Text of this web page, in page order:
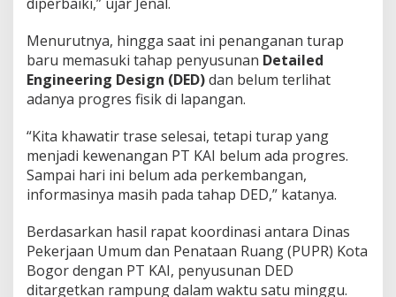
Menurutnya, hingga saat ini penanganan turap
baru memasuki tahap penyusunan Detailed
Engineering Design (DED)dan belum terlihat
adanya progres fisik di lapangan.
“Kita khawatir trase selesai, tetapi turap yang
menjadi kewenangan PT KAI belum ada progres.
Sampai hari ini belum ada perkembangan,
informasinya masih pada tahap DED,” katanya.
Berdasarkan hasil rapat koordinasi antara Dinas
Pekerjaan Umum dan Penataan Ruang (PUPR) Kota
Bogor dengan PT KAI, penyusunan DED
ditargetkan rampung dalam waktu satu minggu.